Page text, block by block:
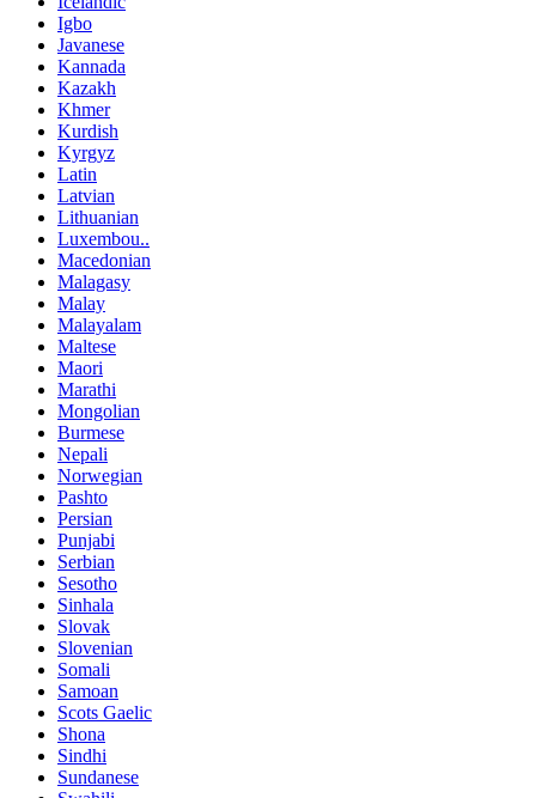
Igbo
Javanese
Kannada
Kazakh
Khmer
Kurdish
Kyrgyz
Latin
Latvian
Lithuanian
Luxembou..
Macedonian
Malagasy
Malay
Malayalam
Maltese
Maori
Marathi
Mongolian
Burmese
Nepali
Norwegian
Pashto
Persian
Punjabi
Serbian
Sesotho
Sinhala
Slovak
Slovenian
Somali
Samoan
Scots Gaelic
Shona
Sindhi
Sundanese